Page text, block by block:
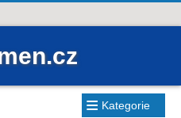
≡ Kategorie